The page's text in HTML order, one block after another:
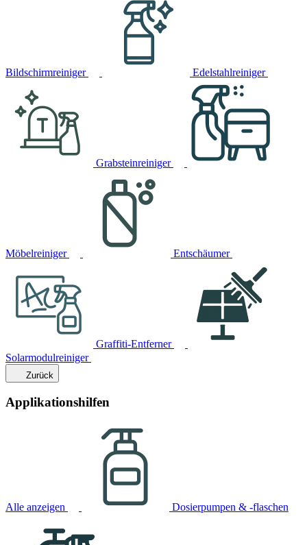
Bildschirmreiniger Edelstahlreiniger
Grabsteinreiniger
Möbelreiniger Entschäumer
Graffiti-Entferner
Solarmodulreiniger
Zurück
Applikationshilfen
Alle anzeigen Dosierpumpen & -flaschen